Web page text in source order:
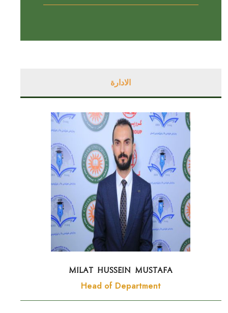
الادارة
Milat Hussein Mustafa
Head of Department